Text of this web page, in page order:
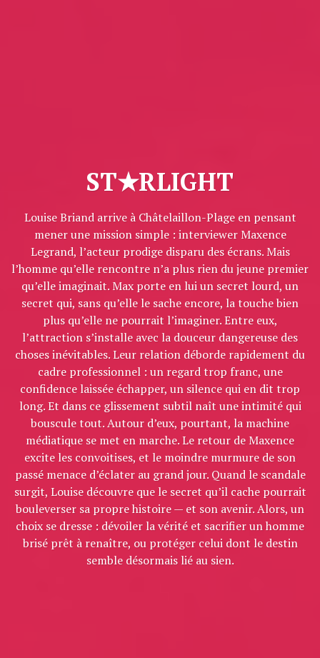
ST★RLIGHT
Louise Briand arrive à Châtelaillon-Plage en pensant
mener une mission simple : interviewer Maxence
Legrand, l’acteur prodige disparu des écrans. Mais
l’homme qu’elle rencontre n’a plus rien du jeune premier
qu’elle imaginait. Max porte en lui un secret lourd, un
secret qui, sans qu’elle le sache encore, la touche bien
plus qu’elle ne pourrait l’imaginer. Entre eux,
l’attraction s’installe avec la douceur dangereuse des
choses inévitables. Leur relation déborde rapidement du
cadre professionnel : un regard trop franc, une
confidence laissée échapper, un silence qui en dit trop
long. Et dans ce glissement subtil naît une intimité qui
bouscule tout. Autour d’eux, pourtant, la machine
médiatique se met en marche. Le retour de Maxence
excite les convoitises, et le moindre murmure de son
passé menace d’éclater au grand jour. Quand le scandale
surgit, Louise découvre que le secret qu’il cache pourrait
bouleverser sa propre histoire — et son avenir. Alors, un
choix se dresse : dévoiler la vérité et sacrifier un homme
brisé prêt à renaître, ou protéger celui dont le destin
semble désormais lié au sien.